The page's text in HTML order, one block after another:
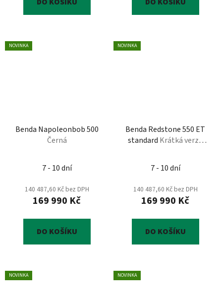
NOVINKA
Benda Napoleonbob 500
Černá
7 - 10 dní
140 487,60 Kč bez DPH
169 990 Kč
DO KOŠÍKU
NOVINKA
Benda Redstone 550 ET
standard Krátká verze
7 - 10 dní
140 487,60 Kč bez DPH
169 990 Kč
DO KOŠÍKU
NOVINKA NOVINKA